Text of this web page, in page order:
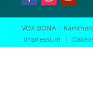
VOX BONA –
Impressum |